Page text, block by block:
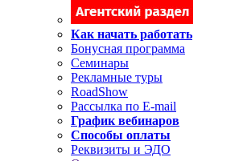
Как начать работать
Бонусная программа
Семинары
Рекламные туры
RoadShow
Рассылка по E-mail
График вебинаров
Способы оплаты
Реквизиты и ЭДО